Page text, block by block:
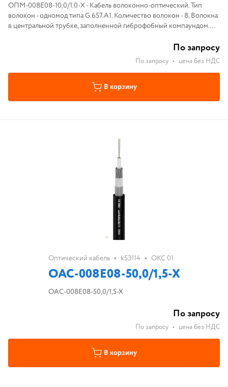
ОПМ-008E08-10,0/1.0-Х - Кабель волоконно-оптический. Тип
волокон - одномод типа G.657.А1. Количество волокон - 8. Волокна
в центральной трубке, заполненной гиброфобный компаундом.
По запросу
По запросу • цена без НДС
В корзину
Оптический кабель • k53114 • ОКС 01
ОАС-008Е08-50,0/1,5-Х
ОАС-008Е08-50,0/1,5-Х
По запросу
По запросу • цена без НДС
В корзину